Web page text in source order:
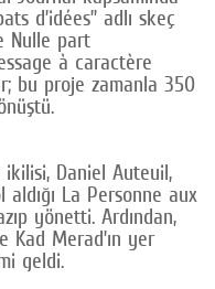
d’idées” adlı skeç
Nulle part
à caractère
bu proje zamanla 350
Daniel Auteuil,
aldığı La Personne aux
yönetti. Ardından,
Kad Merad’ın yer
geldi.